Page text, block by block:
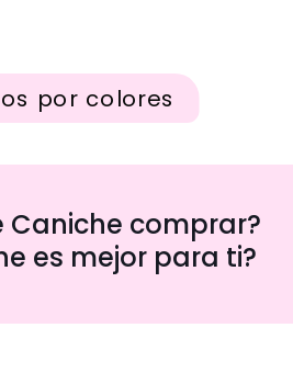
por colores
Caniche comprar?
es mejor para ti?